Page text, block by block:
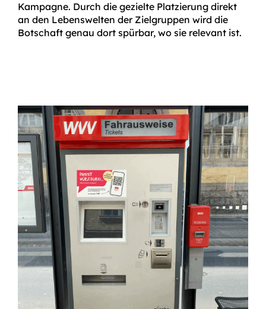
Kampagne. Durch die gezielte Platzierung direkt
an den Lebens­welten der Zielgruppen wird die
Botschaft genau dort spürbar, wo sie relevant ist.